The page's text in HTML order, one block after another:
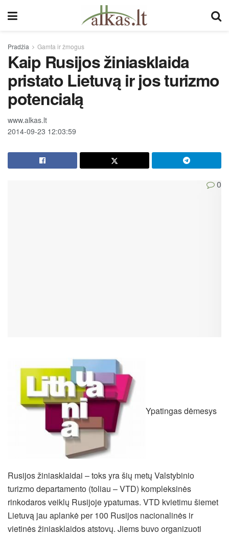
Pradžia Gamta ir žmogus
Kaip Rusijos žiniasklaida
pristato Lietuvą ir jos turizmo
potencialą
www.alkas.lt
2014-09-23 12:03:59
0
Ypatingas dėmesys
Rusijos žiniasklaidai – toks yra šių metų Valstybinio
turizmo departamento (toliau – VTD) kompleksinės
rinkodaros veiklų Rusijoje ypatumas. VTD kvietimu šiemet
Lietuvą jau aplankė per 100 Rusijos nacionalinės ir
vietinės žiniasklaidos atstovų. Jiems buvo organizuoti